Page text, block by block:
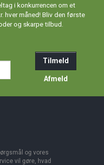
i konkurrencen om et
hver måned! Bliv den første
og skarpe tilbud.
Tilmeld
Afmeld
og vores
vil gøre, hvad